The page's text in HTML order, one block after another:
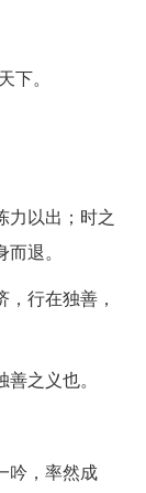
下。
力以出；时之
退。
行在独善，
之义也。
吟，率然成